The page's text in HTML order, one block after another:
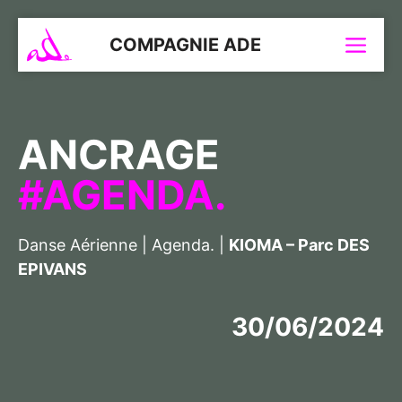
contenu
COMPAGNIE ADE Menu
ANCRAGE
AGENDA.
Danse Aérienne Agenda.
KIOMA – Parc DES
EPIVANS
30/06/2024